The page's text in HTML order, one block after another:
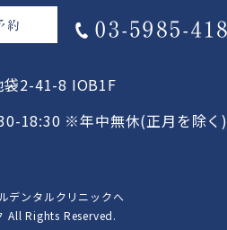
袋2-41-8 IOB1F
18:30 ※年中無休(正月を除く)
デンタルクリニックへ
All Rights Reserved.